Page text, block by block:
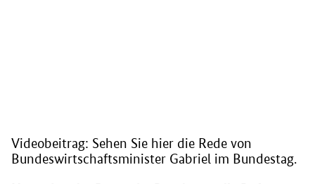
Videobeitrag: Sehen Sie hier die Rede von
Bundeswirtschaftsminister Gabriel im Bundestag.